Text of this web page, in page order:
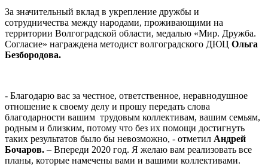
За значительный вклад в укрепление дружбы и
сотрудничества между народами, проживающими на
территории Волгоградской области, медалью «Мир. Дружба.
Согласие» награждена методист волгоградского ДЮЦ Ольга
Безбородова.
- Благодарю вас за честное, ответственное, неравнодушное
отношение к своему делу и прошу передать слова
благодарности вашим трудовым коллективам, вашим семьям,
родным и близким, потому что без их помощи достигнуть
таких результатов было бы невозможно, - отметил Андрей
Бочаров. – Впереди 2020 год. Я желаю вам реализовать все
планы, которые намечены вами и вашими коллективами.